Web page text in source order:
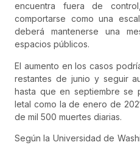
encuentra fuera de
comportarse como una
deberá mantenerse una
espacios públicos.
El aumento en los casos
restantes de junio y seguir
hasta que en septiembre se
letal como la de enero de
de mil 500 muertes diarias.
Según la Universidad de